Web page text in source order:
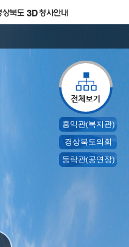
홍익관(복지관)
경상북도의회
동락관(공연장)